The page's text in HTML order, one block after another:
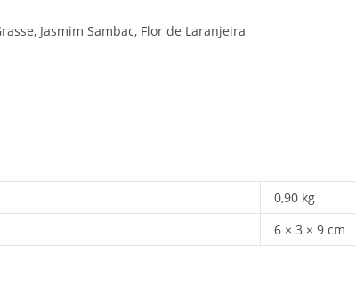
Jasmim Sambac, Flor de Laranjeira
0,90 kg
6 × 3 × 9 cm